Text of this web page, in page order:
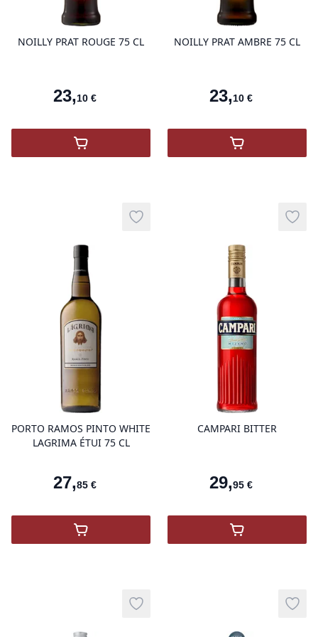
NOILLY PRAT ROUGE 75 CL
23,10 €
,NOILLY PRAT ROUGE
NOILLY PRAT AMBRE 75 CL
23,10 €
,NOILLY
PORTO RAMOS PINTO WHITE
LAGRIMA ÉTUI 75 CL
27,85 €
Add to wishlist
product variant items in cart, view
,Porto Ramos Pinto White Lagrima
CAMPARI BITTER
29,95 €
Add
,CAMPARI
Add to wishlist Add